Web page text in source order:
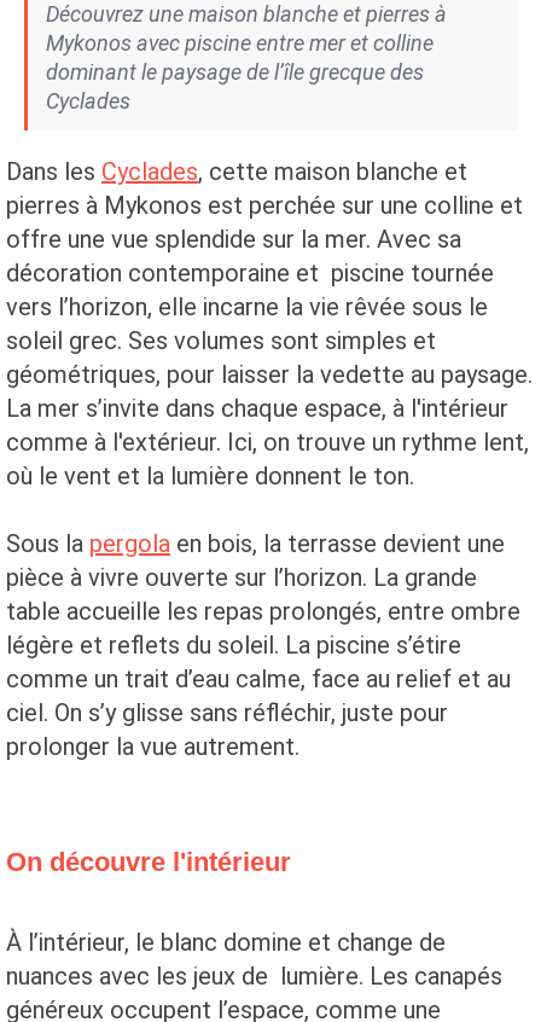
Découvrez une maison blanche et pierres à
Mykonos avec piscine entre mer et colline
dominant le paysage de l’île grecque des
Cyclades
Dans les Cyclades, cette maison blanche et
pierres à Mykonos est perchée sur une colline et
offre une vue splendide sur la mer. Avec sa
décoration contemporaine et piscine tournée
vers l’horizon, elle incarne la vie rêvée sous le
soleil grec. Ses volumes sont simples et
géométriques, pour laisser la vedette au paysage.
La mer s’invite dans chaque espace, à l'intérieur
comme à l'extérieur. Ici, on trouve un rythme lent,
où le vent et la lumière donnent le ton.
Sous la pergola en bois, la terrasse devient une
pièce à vivre ouverte sur l’horizon. La grande
table accueille les repas prolongés, entre ombre
légère et reflets du soleil. La piscine s’étire
comme un trait d’eau calme, face au relief et au
ciel. On s’y glisse sans réfléchir, juste pour
prolonger la vue autrement.
On découvre l'intérieur
À l’intérieur, le blanc domine et change de
nuances avec les jeux de lumière. Les canapés
généreux occupent l’espace, comme une